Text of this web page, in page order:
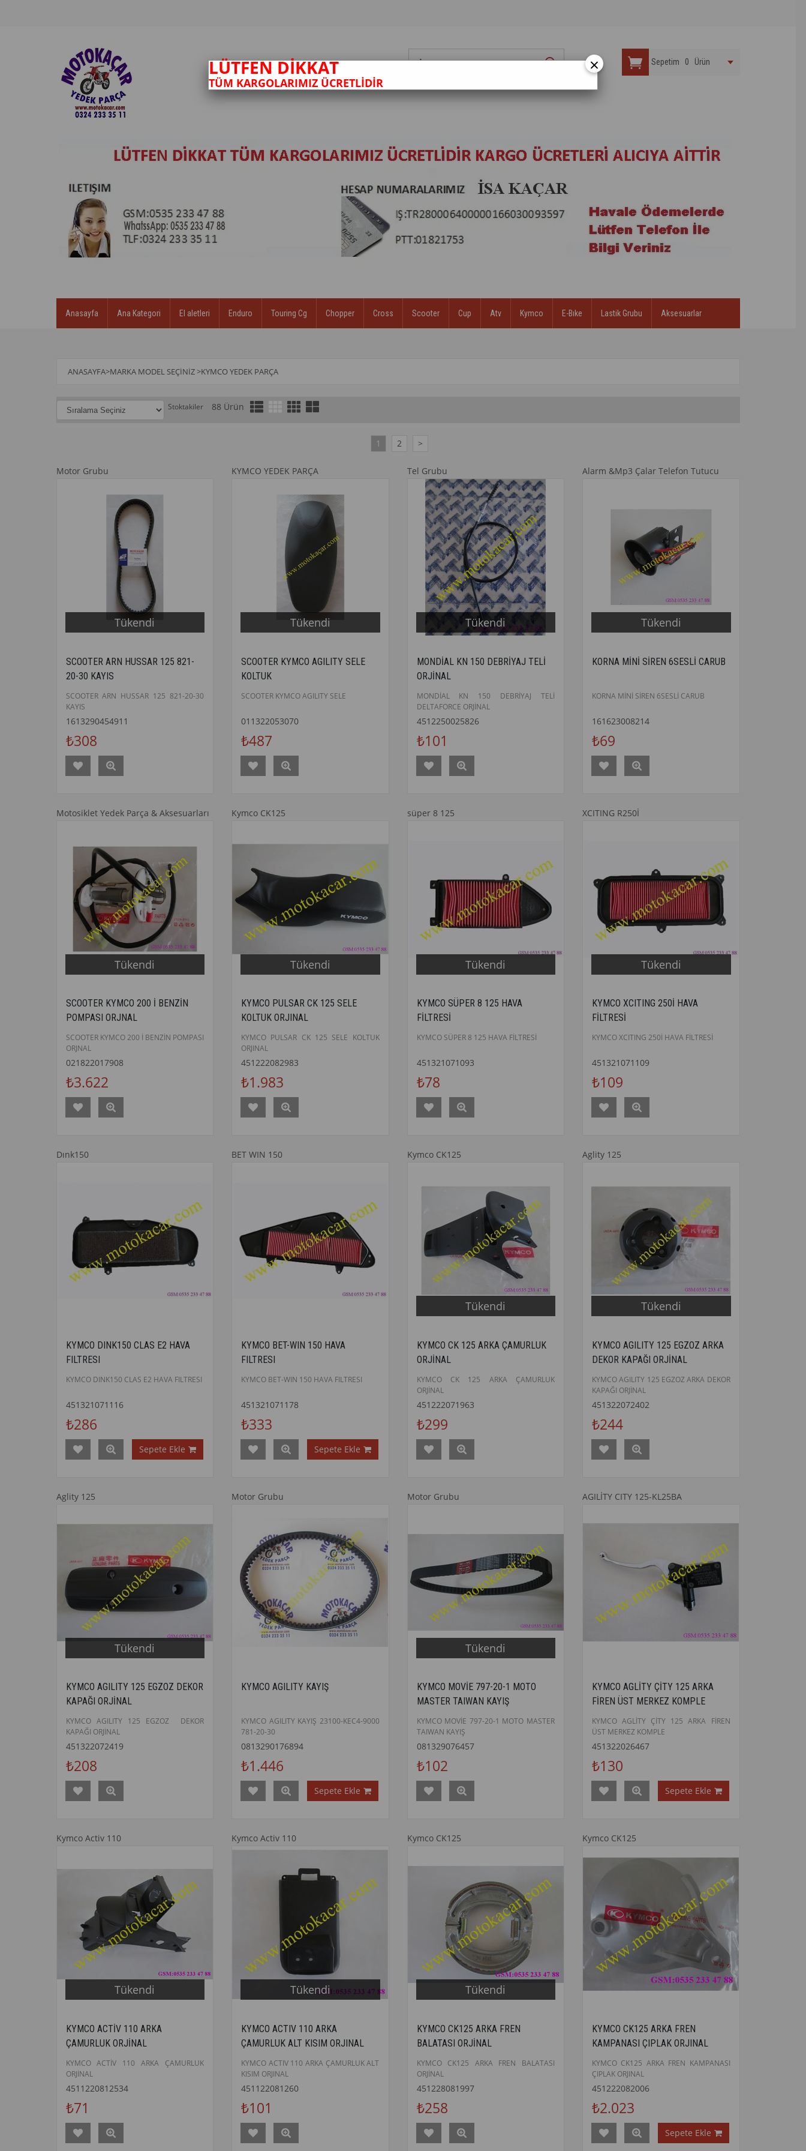
Sepetim 0 Ürün
Anasayfa Ana Kategori El aletleri Enduro Touring Cg Chopper Cross Scooter Cup Atv Kymco E-Bıke Lastik Grubu Aksesuarlar
ANASAYFA>MARKA MODEL SEÇINIZ>KYMCO YEDEK PARÇA
Stoktakiler 88 Ürün
1 2 >
Motor Grubu
Tükendi
SCOOTER ARN HUSSAR 125 821-
20-30 KAYIS
SCOOTER ARN HUSSAR 125 821-20-30
KAYIS
1613290454911
₺308
KYMCO YEDEK PARÇA
Tükendi
SCOOTER KYMCO AGILITY SELE
KOLTUK
SCOOTER KYMCO AGILITY SELE
011322053070
₺487
Tel Grubu
Tükendi
MONDİAL KN 150 DEBRİYAJ TELİ
ORJİNAL
MONDİAL KN 150 DEBRİYAJ TELİ
DELTAFORCE ORJİNAL
4512250025826
₺101
Alarm &Mp3 Çalar Telefon Tutucu
Tükendi
KORNA MİNİ SİREN 6SESLİ CARUB
KORNA MİNİ SİREN 6SESLİ CARUB
161623008214
₺69
Motosiklet Yedek Parça & Aksesuarları
Tükendi
SCOOTER KYMCO 200 İ BENZİN
POMPASI ORJNAL
SCOOTER KYMCO 200 İ BENZİN POMPASI
ORJNAL
021822017908
₺3.622
Kymco CK125
Tükendi
KYMCO PULSAR CK 125 SELE
KOLTUK ORJINAL
KYMCO PULSAR CK 125 SELE KOLTUK
ORJINAL
451222082983
₺1.983
süper 8 125
Tükendi
KYMCO SÜPER 8 125 HAVA
FİLTRESİ
KYMCO SÜPER 8 125 HAVA FİLTRESİ
451321071093
₺78
XCITING R250İ
Tükendi
KYMCO XCITING 250İ HAVA
FİLTRESİ
KYMCO XCITING 250İ HAVA FİLTRESİ
451321071109
₺109
Dınk150
KYMCO DINK150 CLAS E2 HAVA
FILTRESI
KYMCO DINK150 CLAS E2 HAVA FILTRESI
451321071116
₺286
Sepete Ekle
BET WIN 150
KYMCO BET-WIN 150 HAVA
FILTRESI
KYMCO BET-WIN 150 HAVA FILTRESI
451321071178
₺333
Sepete Ekle
Kymco CK125
Tükendi
KYMCO CK 125 ARKA ÇAMURLUK
ORJİNAL
KYMCO CK 125 ARKA ÇAMURLUK
ORJİNAL
451222071963
₺299
Aglity 125
Tükendi
KYMCO AGILITY 125 EGZOZ ARKA
DEKOR KAPAĞI ORJİNAL
KYMCO AGILITY 125 EGZOZ ARKA DEKOR
KAPAĞI ORJİNAL
451322072402
₺244
Aglity 125
Tükendi
KYMCO AGILITY 125 EGZOZ DEKOR
KAPAĞI ORJİNAL
KYMCO AGILITY 125 EGZOZ DEKOR
KAPAĞI ORJİNAL
451322072419
₺208
Motor Grubu
KYMCO AGILITY KAYIŞ
KYMCO AGILITY KAYIŞ 23100-KEC4-9000
781-20-30
0813290176894
₺1.446
Sepete Ekle
Motor Grubu
Tükendi
KYMCO MOVİE 797-20-1 MOTO
MASTER TAIWAN KAYIŞ
KYMCO MOVİE 797-20-1 MOTO MASTER
TAIWAN KAYIŞ
081329076457
₺102
AGILİTY CITY 125-KL25BA
KYMCO AGLİTY ÇİTY 125 ARKA
FİREN ÜST MERKEZ KOMPLE
KYMCO AGLİTY ÇİTY 125 ARKA FİREN
ÜST MERKEZ KOMPLE
451322026467
₺130
Sepete Ekle
Kymco Activ 110
Tükendi
KYMCO ACTİV 110 ARKA
ÇAMURLUK ORJİNAL
KYMCO ACTİV 110 ARKA ÇAMURLUK
ORJİNAL
4511220812534
₺71
Kymco Activ 110
Tükendi
KYMCO ACTIV 110 ARKA
ÇAMURLUK ALT KISIM ORJINAL
KYMCO ACTIV 110 ARKA ÇAMURLUK ALT
KISIM ORJINAL
451122081260
₺101
Kymco CK125
Tükendi
KYMCO CK125 ARKA FREN
BALATASI ORJİNAL
KYMCO CK125 ARKA FREN BALATASI
ORJİNAL
451228081997
₺258
Kymco CK125
KYMCO CK125 ARKA FREN
KAMPANASI ÇIPLAK ORJINAL
KYMCO CK125 ARKA FREN KAMPANASI
ÇIPLAK ORJINAL
451222082006
₺2.023
Sepete Ekle
×
LÜTFEN DİKKAT
TÜM KARGOLARIMIZ ÜCRETLİDİR